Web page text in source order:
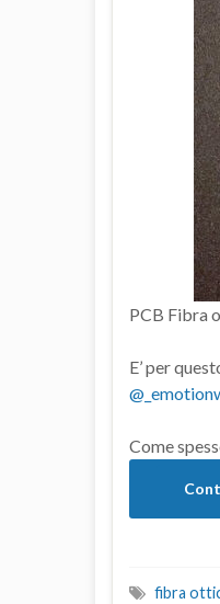
PCB Fibra
E’ per
Come
fibra